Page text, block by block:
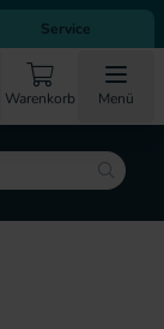
Service
Warenkorb Menü